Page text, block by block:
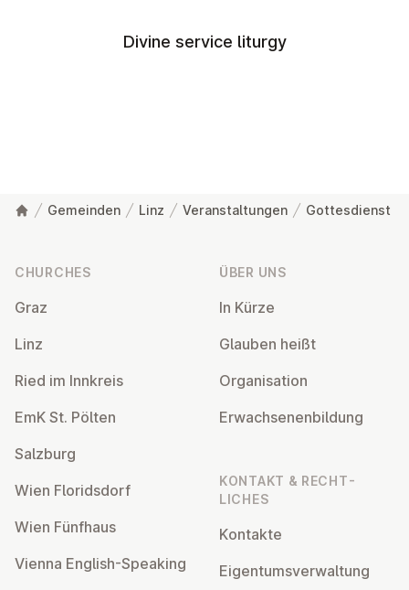
Divine service liturgy
Gemeinden Linz Veranstaltungen Gottesdienst
CHURCHES
Graz
Linz
Ried im Innkreis
EmK St. Pölten
Salzburg
Wien Flor­idsdorf
Wien Fünfhaus
Vienna English-Speaking
ÜBER UNS
In Kürze
Glauben heißt
Or­gan­isa­tion
Er­wach­sen­en­bildung
KONTAKT & RECHT­
LICHES
Kontakte
Ei­gentums­ver­wal­tung